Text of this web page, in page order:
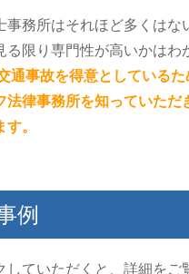
事務所はそれほど多くはな
る限り専門性が高いかはわ
通事故を得意としている
法律事務所を知っていただ
。
例
ていただくと、詳細をご